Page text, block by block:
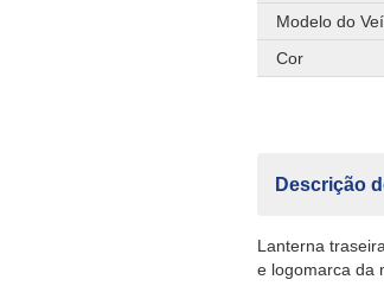
Modelo do
Cor
Descrição
Lanterna
e logomarca da